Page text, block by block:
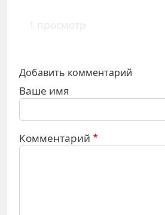
1 просмотр
Добавить комментарий
Ваше имя
Комментарий